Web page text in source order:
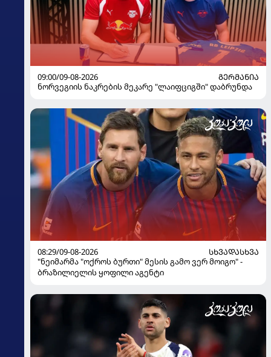
09:00/09-08-2026
ᲒᲔᲠᲛᲐᲜᲘᲐ
ნორვეგიის ნაკრების მეკარე "ლაიფციგში" დაბრუნდა
08:29/09-08-2026
ᲡᲮᲕᲐᲓᲐᲡᲮᲕᲐ
"ნეიმარმა "ოქროს ბურთი" მესის გამო ვერ მოიგო" -
ბრაზილიელის ყოფილი აგენტი